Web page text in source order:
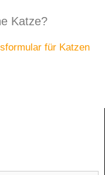
Katze?
für Katzen